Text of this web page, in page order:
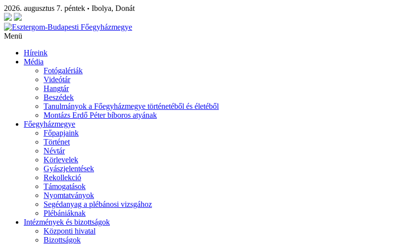
2026. augusztus 7. péntek • Ibolya, Donát
Menü
Híreink
Média
Fotógalériák
Videótár
Hangtár
Beszédek
Tanulmányok a Főegyházmegye történetéből és életéből
Montázs Erdő Péter bíboros atyának
Főegyházmegye
Főpapjaink
Történet
Névtár
Körlevelek
Gyászjelentések
Rekollekció
Támogatások
Nyomtatványok
Segédanyag a plébánosi vizsgához
Plébániáknak
Intézmények és bizottságok
Központi hivatal
Bizottságok